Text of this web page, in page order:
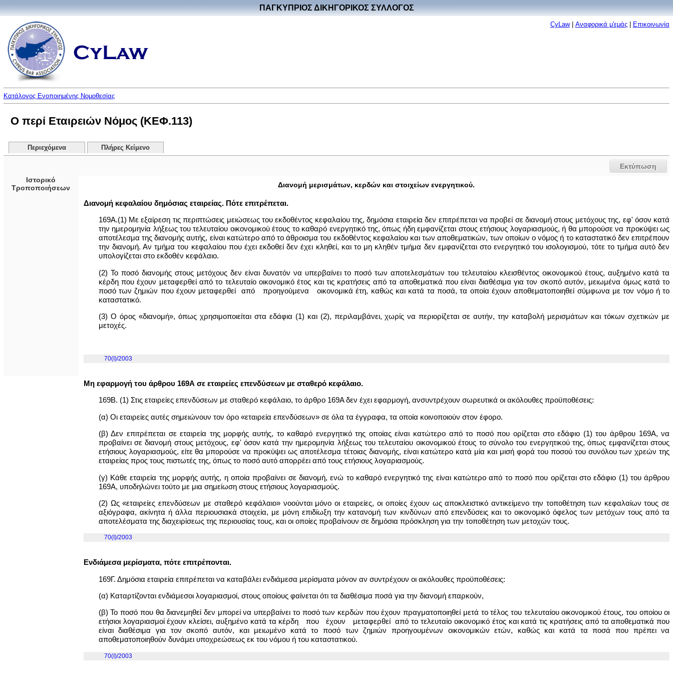
ΠΑΓΚΥΠΡΙΟΣ ΔΙΚΗΓΟΡΙΚΟΣ ΣΥΛΛΟΓΟΣ
CyLaw| Αναφορικά μ'εμάς| Επικοινωνία
Κατάλογος Ενοποιημένης Νομοθεσίας
Ο περί Εταιρειών Νόμος (ΚΕΦ.113)
Περιεχόμενα Πλήρες Κείμενο
Εκτύπωση
Ιστορικό
Τροποποιήσεων
Διανομή μερισμάτων, κερδών και στοιχείων ενεργητικού.
Διανομή κεφαλαίου δημόσιας εταιρείας. Πότε επιτρέπεται.
169Α.(1) Με εξαίρεση τις περιπτώσεις μειώσεως του εκδοθέντος κεφαλαίου της, δημόσια εταιρεία δεν επιτρέπεται να προβεί σε διανομή στους μετόχους της, εφ' όσον κατά
την ημερομηνία λήξεως του τελευταίου οικονομικού έτους το καθαρό ενεργητικό της, όπως ήδη εμφανίζεται στους ετήσιους λογαριασμούς, ή θα μπορούσε να προκύψει ως
αποτέλεσμα της διανομής αυτής, είναι κατώτερο από το άθροισμα του εκδοθέντος κεφαλαίου και των αποθεματικών, των οποίων ο νόμος ή το καταστατικό δεν επιτρέπουν
την διανομή. Αν τμήμα του κεφαλαίου που έχει εκδοθεί δεν έχει κληθεί, και το μη κληθέν τμήμα δεν εμφανίζεται στο ενεργητικό του ισολογισμού, τότε το τμήμα αυτό δεν
υπολογίζεται στο εκδοθέν κεφάλαιο.
(2) Το ποσό διανομής στους μετόχους δεν είναι δυνατόν να υπερβαίνει το ποσό των αποτελεσμάτων του τελευταίου κλεισθέντος οικονομικού έτους, αυξημένο κατά τα
κέρδη που έχουν μεταφερθεί από το τελευταίο οικονομικό έτος και τις κρατήσεις από τα αποθεματικά που είναι διαθέσιμα για τον σκοπό αυτόν, μειωμένα όμως κατά το
ποσό των ζημιών που έχουν μεταφερθεί από προηγούμενα οικονομικά έτη, καθώς και κατά τα ποσά, τα οποία έχουν αποθεματοποιηθεί σύμφωνα με τον νόμο ή το
καταστατικό.
(3) Ο όρος «διανομή», όπως χρησιμοποιείται στα εδάφια (1) και (2), περιλαμβάνει, χωρίς να περιορίζεται σε αυτήν, την καταβολή μερισμάτων και τόκων σχετικών με
μετοχές.
70(I)/2003
Μη εφαρμογή του άρθρου 169Α σε εταιρείες επενδύσεων με σταθερό κεφάλαιο.
169Β. (1) Στις εταιρείες επενδύσεων με σταθερό κεφάλαιο, το άρθρο 169Α δεν έχει εφαρμογή, ανσυντρέχουν σωρευτικά οι ακόλουθες προϋποθέσεις:
(α) Οι εταιρείες αυτές σημειώνουν τον όρο «εταιρεία επενδύσεων» σε όλα τα έγγραφα, τα οποία κοινοποιούν στον έφορο.
(β) Δεν επιτρέπεται σε εταιρεία της μορφής αυτής, το καθαρό ενεργητικό της οποίας είναι κατώτερο από το ποσό που ορίζεται στο εδάφιο (1) του άρθρου 169Α, να
προβαίνει σε διανομή στους μετόχους, εφ' όσον κατά την ημερομηνία λήξεως του τελευταίου οικονομικού έτους το σύνολο του ενεργητικού της, όπως εμφανίζεται στους
ετήσιους λογαριασμούς, είτε θα μπορούσε να προκύψει ως αποτέλεσμα τέτοιας διανομής, είναι κατώτερο κατά μία και μισή φορά του ποσού του συνόλου των χρεών της
εταιρείας προς τους πιστωτές της, όπως το ποσό αυτό απορρέει από τους ετήσιους λογαριασμούς.
(γ) Κάθε εταιρεία της μορφής αυτής, η οποία προβαίνει σε διανομή, ενώ το καθαρό ενεργητικό της είναι κατώτερο από το ποσό που ορίζεται στο εδάφιο (1) του άρθρου
169Α, υποδηλώνει τούτο με μια σημείωση στους ετήσιους λογαριασμούς.
(2) Ως «εταιρείες επενδύσεων με σταθερό κεφάλαιο» νοούνται μόνο οι εταιρείες, οι οποίες έχουν ως αποκλειστικό αντικείμενο την τοποθέτηση των κεφαλαίων τους σε
αξιόγραφα, ακίνητα ή άλλα περιουσιακά στοιχεία, με μόνη επιδίωξη την κατανομή των κινδύνων από επενδύσεις και το οικονομικό όφελος των μετόχων τους από τα
αποτελέσματα της διαχειρίσεως της περιουσίας τους, και οι οποίες προβαίνουν σε δημόσια πρόσκληση για την τοποθέτηση των μετοχών τους.
70(I)/2003
Ενδιάμεσα μερίσματα, πότε επιτρέπονται.
169Γ. Δημόσια εταιρεία επιτρέπεται να καταβάλει ενδιάμεσα μερίσματα μόνον αν συντρέχουν οι ακόλουθες προϋποθέσεις:
(α) Καταρτίζονται ενδιάμεσοι λογαριασμοί, στους οποίους φαίνεται ότι τα διαθέσιμα ποσά για την διανομή επαρκούν,
(β) Το ποσό που θα διανεμηθεί δεν μπορεί να υπερβαίνει το ποσό των κερδών που έχουν πραγματοποιηθεί μετά το τέλος του τελευταίου οικονομικού έτους, του οποίου οι
ετήσιοι λογαριασμοί έχουν κλείσει, αυξημένο κατά τα κέρδη που έχουν μεταφερθεί από το τελευταίο οικονομικό έτος και κατά τις κρατήσεις από τα αποθεματικά που
είναι διαθέσιμα για τον σκοπό αυτόν, και μειωμένο κατά το ποσό των ζημιών προηγουμένων οικονομικών ετών, καθώς και κατά τα ποσά που πρέπει να
αποθεματοποιηθούν δυνάμει υποχρεώσεως εκ του νόμου ή του καταστατικού.
70(I)/2003